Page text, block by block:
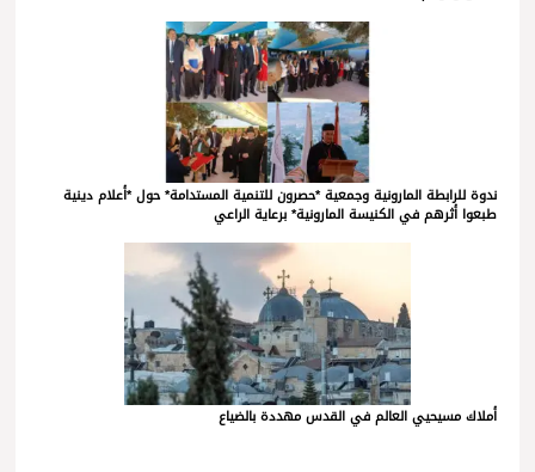
ندوة للرابطة المارونية وجمعية *حصرون للتنمية المستدامة* حول *أعلام دينية
طبعوا أثرهم في الكنيسة المارونية* برعاية الراعي
أملاك مسيحيي العالم في القدس مهددة بالضياع